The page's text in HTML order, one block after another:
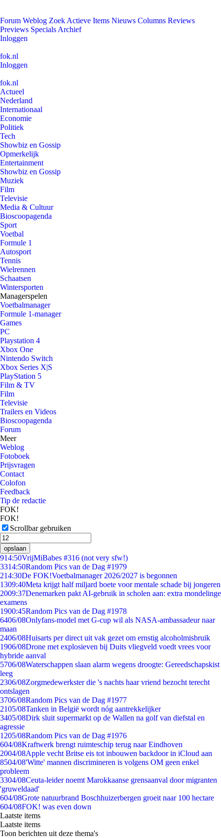
Forum Weblog Zoek Actieve Items Nieuws Columns Reviews
Previews Specials Archief
Inloggen
fok.nl
Inloggen
fok.nl
Actueel
Nederland
Internationaal
Economie
Politiek
Tech
Showbiz en Gossip
Opmerkelijk
Entertainment
Showbiz en Gossip
Muziek
Film
Televisie
Media & Cultuur
Bioscoopagenda
Sport
Voetbal
Formule 1
Autosport
Tennis
Wielrennen
Schaatsen
Wintersporten
Managerspelen
Voetbalmanager
Formule 1-manager
Games
PC
Playstation 4
Xbox One
Nintendo Switch
Xbox Series X|S
PlayStation 5
Film & TV
Film
Televisie
Trailers en Videos
Bioscoopagenda
Forum
Meer
Weblog
Fotoboek
Prijsvragen
Contact
Colofon
Feedback
Tip de redactie
FOK!
FOK!
Scrollbar gebruiken
opslaan
914:50VrijMiBabes #316 (not very sfw!)
3314:50Random Pics van de Dag #1979
214:30De FOK!Voetbalmanager 2026/2027 is begonnen
1309:40Meta krijgt half miljard boete voor mentale schade bij jongeren
2009:37Denemarken pakt AI-gebruik in scholen aan: extra mondelinge
examens
1900:45Random Pics van de Dag #1978
6406/08Onlyfans-model met G-cup wil als NASA-ambassadeur naar
maan
2406/08Huisarts per direct uit vak gezet om ernstig alcoholmisbruik
1906/08Drone met explosieven bij Duits vliegveld voedt vrees voor
hybride aanval
5706/08Waterschappen slaan alarm wegens droogte: Gereedschapskist
leeg
2306/08Zorgmedewerkster die 's nachts haar vriend bezocht terecht
ontslagen
3706/08Random Pics van de Dag #1977
2105/08Tanken in België wordt nóg aantrekkelijker
3405/08Dirk sluit supermarkt op de Wallen na golf van diefstal en
agressie
1205/08Random Pics van de Dag #1976
604/08Kraftwerk brengt ruimteschip terug naar Eindhoven
2004/08Apple vecht Britse eis tot inbouwen backdoor in iCloud aan
8504/08'Witte' mannen discrimineren is volgens OM geen enkel
probleem
3304/08Ceuta-leider noemt Marokkaanse grensaanval door migranten
'gruweldaad'
604/08Grote natuurbrand Boschhuizerbergen groeit naar 100 hectare
604/08FOK! was even down
Laatste items
Laatste items
Toon berichten uit deze thema's